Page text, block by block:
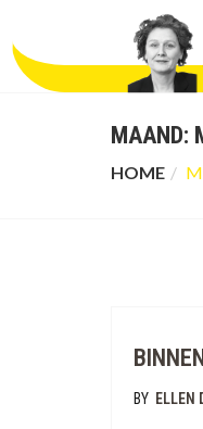
MAAND:
HOME
BY ELLEN